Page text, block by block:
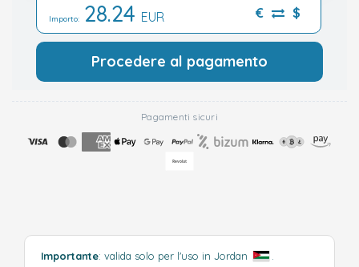
Importo: 28.24 EUR € $
Procedere al pagamento
Pagamenti sicuri
Importante: valida solo per l'uso in Jordan